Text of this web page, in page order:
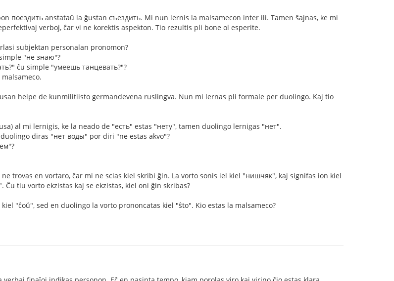
поездить anstataŭ la ĝustan съездить. Mi nun lernis la malsamecon inter ili. Tamen ŝajnas, ke mi
verboj, ĉar vi ne korektis aspekton. Tio rezultis pli bone ol esperite.
subjektan personalan pronomon?
"не знаю"?
ĉu simple "умеешь танцевать?"?
helpe de kunmilitiisto germandevena ruslingva. Nun mi lernas pli formale per duolingo. Kaj tio
al mi lernigis, ke la neado de "есть" estas "нету", tamen duolingo lernigas "нет".
diras "нет воды" por diri "ne estas akvo"?
trovas en vortaro, ĉar mi ne scias kiel skribi ĝin. La vorto sonis iel kiel "нишчяк", kaj signifas ion kiel
Ĉu tiu vorto ekzistas kaj se ekzistas, kiel oni ĝin skribas?
"ĉoŭ", sed en duolingo la vorto prononcatas kiel "ŝto". Kio estas la malsameco?